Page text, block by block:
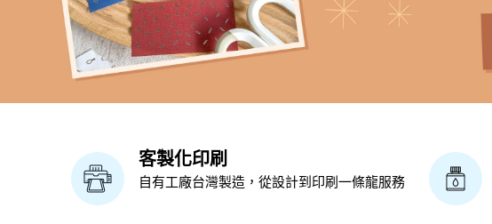
客製化印刷
自有工廠台灣製造，從設計到印刷一條龍服務